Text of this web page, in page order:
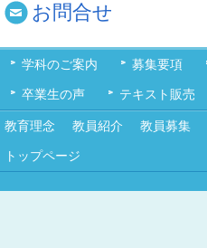
お問合せ
学科のご案内 募集要項
卒業生の声 テキスト販売
教育理念 教員紹介 教員募集
トップページ